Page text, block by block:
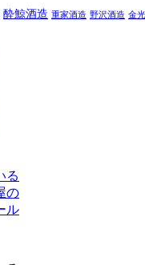
酔鯨酒造 重家酒造 野沢酒造 金